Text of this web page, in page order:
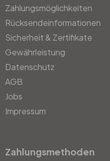
Zahlungsmöglichkeiten
Rücksendeinformationen
Sicherheit & Zertifikate
Gewährleistung
Datenschutz
AGB
Jobs
Impressum
Zahlungsmethoden